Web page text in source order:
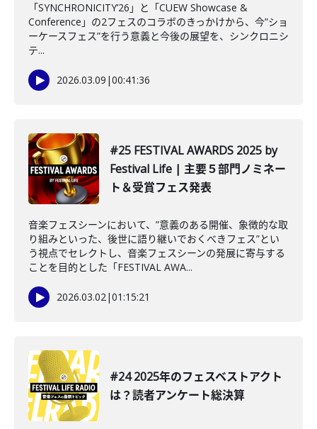
「SYNCHRONICITY’26」と「CUEW Showcase &
Conference」の2フェスのコラボのきっかけから、今”ショ
ーケースフェス”を行う意義と今後の展望を、シンクロニシ
テ...
2026.03.09 |00:41:36
#25 FESTIVAL AWARDS 2025 by
Festival Life | 主要５部門ノミネー
ト＆受賞フェス発表
音楽フェスシーンにおいて、”意義のある開催、象徴的な取
り組みといった、後世に語り継いでおくべきフェス”とい
う視点でセレクトし、音楽フェスシーンの発展に寄与する
ことを目的とした「FESTIVAL AWA...
2026.03.02|01:15:21
#24 2025年のフェスベストアクト
は？読者アンケート総決算